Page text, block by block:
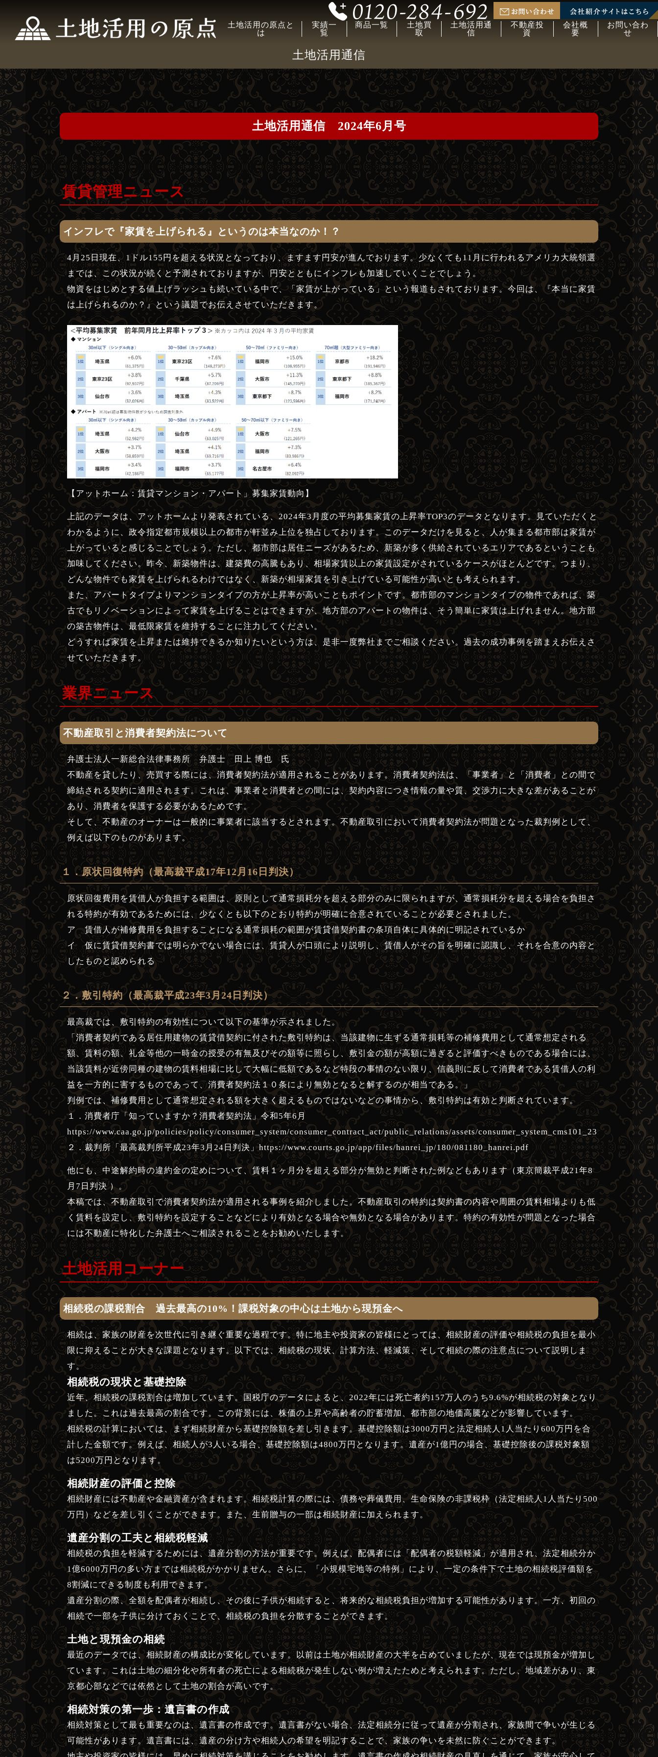
土地活用の原点と
は
実績一
覧
商品一覧
土地買
取
土地活用通
信
不動産投
資
会社概
要
お問い合わ
せ
土地活用通信
土地活用通信 2024年6月号
賃貸管理ニュース
インフレで『家賃を上げられる』というのは本当なのか！？
4月25日現在、1ドル155円を超える状況となっており、ますます円安が進んでおります。少なくても11月に行われるアメリカ大統領選
までは、この状況が続くと予測されておりますが、円安とともにインフレも加速していくことでしょう。
物資をはじめとする値上げラッシュも続いている中で、「家賃が上がっている」という報道もされております。今回は、『本当に家賃
は上げられるのか？』という議題でお伝えさせていただきます。
【アットホーム：賃貸マンション・アパート」募集家賃動向】
上記のデータは、アットホームより発表されている、2024年3月度の平均募集家賃の上昇率TOP3のデータとなります。見ていただくと
わかるように、政令指定都市規模以上の都市が軒並み上位を独占しております。このデータだけを見ると、人が集まる都市部は家賃が
上がっていると感じることでしょう。ただし、都市部は居住ニーズがあるため、新築が多く供給されているエリアであるということも
加味してください。昨今、新築物件は、建築費の高騰もあり、相場家賃以上の家賃設定がされているケースがほとんどです。つまり、
どんな物件でも家賃を上げられるわけではなく、新築が相場家賃を引き上げている可能性が高いとも考えられます。
また、アパートタイプよりマンションタイプの方が上昇率が高いこともポイントです。都市部のマンションタイプの物件であれば、築
古でもリノベーションによって家賃を上げることはできますが、地方部のアパートの物件は、そう簡単に家賃は上げれません。地方部
の築古物件は、最低限家賃を維持することに注力してください。
どうすれば家賃を上昇または維持できるか知りたいという方は、是非一度弊社までご相談ください。過去の成功事例を踏まえお伝えさ
せていただきます。
業界ニュース
不動産取引と消費者契約法について
弁護士法人一新総合法律事務所 弁護士 田上 博也 氏
不動産を貸したり、売買する際には、消費者契約法が適用されることがあります。消費者契約法は、「事業者」と「消費者」との間で
締結される契約に適用されます。これは、事業者と消費者との間には、契約内容につき情報の量や質、交渉力に大きな差があることが
あり、消費者を保護する必要があるためです。
そして、不動産のオーナーは一般的に事業者に該当するとされます。不動産取引において消費者契約法が問題となった裁判例として、
例えば以下のものがあります。
１．原状回復特約（最高裁平成17年12月16日判決）
原状回復費用を賃借人が負担する範囲は、原則として通常損耗分を超える部分のみに限られますが、通常損耗分を超える場合を負担さ
れる特約が有効であるためには、少なくとも以下のとおり特約が明確に合意されていることが必要とされました。
ア 賃借人が補修費用を負担することになる通常損耗の範囲が賃貸借契約書の条項自体に具体的に明記されているか
イ 仮に賃貸借契約書では明らかでない場合には、賃貸人が口頭により説明し、賃借人がその旨を明確に認識し、それを合意の内容と
したものと認められる
２．敷引特約（最高裁平成23年3月24日判決）
最高裁では、敷引特約の有効性について以下の基準が示されました。
「消費者契約である居住用建物の賃貸借契約に付された敷引特約は、当該建物に生ずる通常損耗等の補修費用として通常想定される
額、賃料の額、礼金等他の一時金の授受の有無及びその額等に照らし、敷引金の額が高額に過ぎると評価すべきものである場合には、
当該賃料が近傍同種の建物の賃料相場に比して大幅に低額であるなど特段の事情のない限り、信義則に反して消費者である賃借人の利
益を一方的に害するものであって、消費者契約法１０条により無効となると解するのが相当である。」
判例では、補修費用として通常想定される額を大きく超えるものではないなどの事情から、敷引特約は有効と判断されています。
１．消費者庁「知っていますか？消費者契約法」令和5年6月
https://www.caa.go.jp/policies/policy/consumer_system/consumer_contract_act/public_relations/assets/consumer_system_cms101_231107_01.pdf
２．裁判所「最高裁判所平成23年3月24日判決」https://www.courts.go.jp/app/files/hanrei_jp/180/081180_hanrei.pdf
他にも、中途解約時の違約金の定めについて、賃料１ヶ月分を超える部分が無効と判断された例などもあります（東京簡裁平成21年8
月7日判決 ）。
本稿では、不動産取引で消費者契約法が適用される事例を紹介しました。不動産取引の特約は契約書の内容や周囲の賃料相場よりも低
く賃料を設定し、敷引特約を設定することなどにより有効となる場合や無効となる場合があります。特約の有効性が問題となった場合
には不動産に特化した弁護士へご相談されることをお勧めいたします。
土地活用コーナー
相続税の課税割合 過去最高の10%！課税対象の中心は土地から現預金へ
相続は、家族の財産を次世代に引き継ぐ重要な過程です。特に地主や投資家の皆様にとっては、相続財産の評価や相続税の負担を最小
限に抑えることが大きな課題となります。以下では、相続税の現状、計算方法、軽減策、そして相続の際の注意点について説明しま
す。
相続税の現状と基礎控除
近年、相続税の課税割合は増加しています。国税庁のデータによると、2022年には死亡者約157万人のうち9.6%が相続税の対象となり
ました。これは過去最高の割合です。この背景には、株価の上昇や高齢者の貯蓄増加、都市部の地価高騰などが影響しています。
相続税の計算においては、まず相続財産から基礎控除額を差し引きます。基礎控除額は3000万円と法定相続人1人当たり600万円を合
計した金額です。例えば、相続人が3人いる場合、基礎控除額は4800万円となります。遺産が1億円の場合、基礎控除後の課税対象額
は5200万円となります。
相続財産の評価と控除
相続財産には不動産や金融資産が含まれます。相続税計算の際には、債務や葬儀費用、生命保険の非課税枠（法定相続人1人当たり500
万円）などを差し引くことができます。また、生前贈与の一部は相続財産に加えられます。
遺産分割の工夫と相続税軽減
相続税の負担を軽減するためには、遺産分割の方法が重要です。例えば、配偶者には「配偶者の税額軽減」が適用され、法定相続分か
1億6000万円の多い方までは相続税がかかりません。さらに、「小規模宅地等の特例」により、一定の条件下で土地の相続税評価額を
8割減にできる制度も利用できます。
遺産分割の際、全額を配偶者が相続し、その後に子供が相続すると、将来的な相続税負担が増加する可能性があります。一方、初回の
相続で一部を子供に分けておくことで、相続税の負担を分散することができます。
土地と現預金の相続
最近のデータでは、相続財産の構成比が変化しています。以前は土地が相続財産の大半を占めていましたが、現在では現預金が増加し
ています。これは土地の細分化や所有者の死亡による相続税が発生しない例が増えたためと考えられます。ただし、地域差があり、東
京都心部などでは依然として土地の割合が高いです。
相続対策の第一歩：遺言書の作成
相続対策として最も重要なのは、遺言書の作成です。遺言書がない場合、法定相続分に従って遺産が分割され、家族間で争いが生じる
可能性があります。遺言書には、遺産の分け方や相続人の希望を明記することで、家族の争いを未然に防ぐことができます。